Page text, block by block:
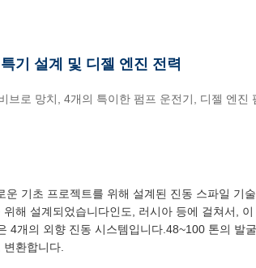
기 설계 및 디젤 엔진 전력
로 망치, 4개의 특이한 펌프 운전기, 디젤 엔진
기초 프로젝트를 위해 설계된 진동 스파일 기
해 설계되었습니다인도, 러시아 등에 걸쳐서,
개의 외향 진동 시스템입니다.48~100 톤의 발
환합니다.